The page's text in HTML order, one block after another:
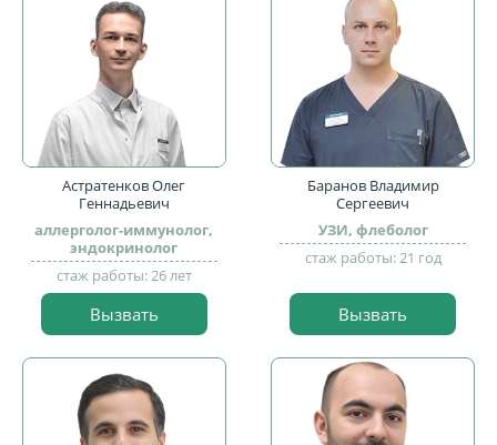
Астратенков Олег
Геннадьевич
аллерголог-иммунолог,
эндокринолог
стаж работы: 26 лет
Вызвать
Баранов Владимир
Сергеевич
УЗИ, флеболог
стаж работы: 21 год
Вызвать